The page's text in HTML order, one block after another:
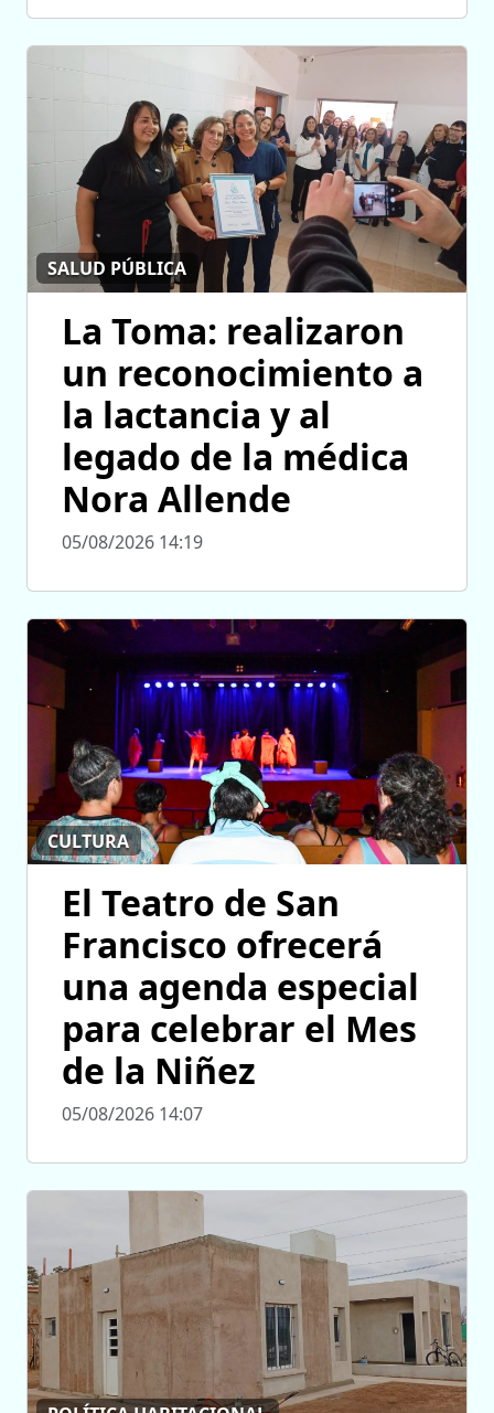
SALUD PÚBLICA
La Toma: realizaron
un reconocimiento a
la lactancia y al
legado de la médica
Nora Allende
05/08/2026 14:19
CULTURA
El Teatro de San
Francisco ofrecerá
una agenda especial
para celebrar el Mes
de la Niñez
05/08/2026 14:07